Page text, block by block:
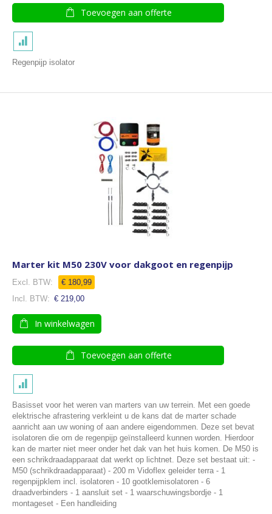
Toevoegen aan offerte
Regenpijp isolator
Marter kit M50 230V voor dakgoot en regenpijp
€ 180,99
€ 219,00
In winkelwagen
Toevoegen aan offerte
Basisset voor het weren van marters van uw terrein. Met een goede
elektrische afrastering verkleint u de kans dat de marter schade
aanricht aan uw woning of aan andere eigendommen. Deze set bevat
isolatoren die om de regenpijp geïnstalleerd kunnen worden. Hierdoor
kan de marter niet meer onder het dak van het huis komen. De M50 is
een schrikdraadapparaat dat werkt op lichtnet. Deze set bestaat uit: -
M50 (schrikdraadapparaat) - 200 m Vidoflex geleider terra - 1
regenpijpklem incl. isolatoren - 10 gootklemisolatoren - 6
draadverbinders - 1 aansluit set - 1 waarschuwingsbordje - 1
montageset - Een handleiding